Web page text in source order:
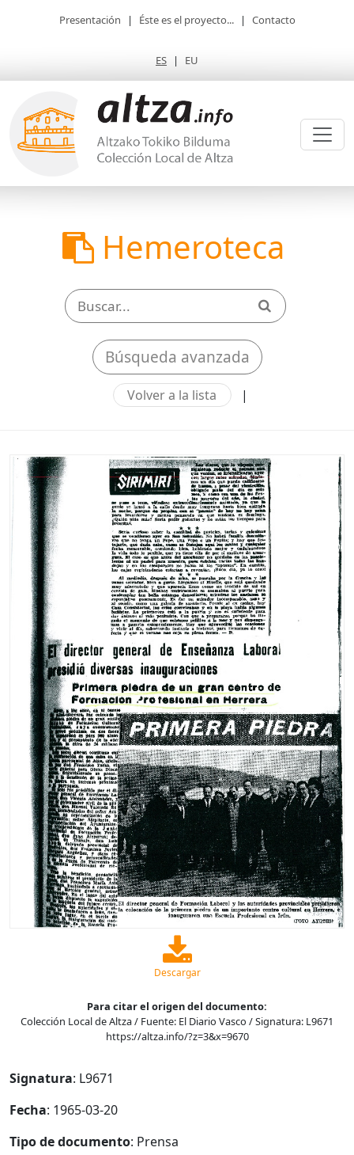
Presentación | Éste es el proyecto... | Contacto
ES | EU
Hemeroteca
Búsqueda avanzada
Volver a la lista |
Descargar
Para citar el origen del documento:
Colección Local de Altza / Fuente: El Diario Vasco / Signatura: L9671
https://altza.info/?z=3&x=9670
Signatura: L9671
Fecha: 1965-03-20
Tipo de documento: Prensa